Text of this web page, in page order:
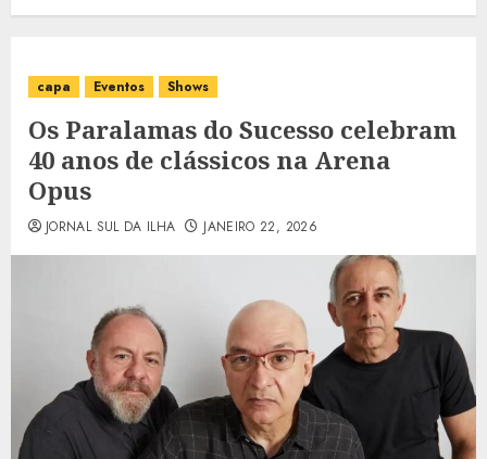
capa Eventos Shows
Os Paralamas do Sucesso celebram
40 anos de clássicos na Arena
Opus
JORNAL SUL DA ILHA JANEIRO 22, 2026